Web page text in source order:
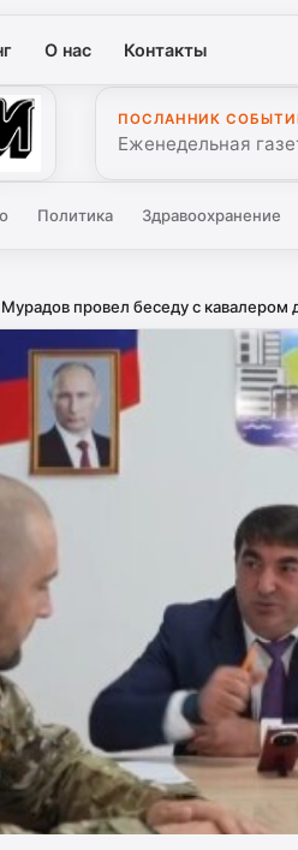
О нас Контакты
ПОСЛАННИК
Еженедельная
Политика Здравоохранение
провел беседу с кавалером